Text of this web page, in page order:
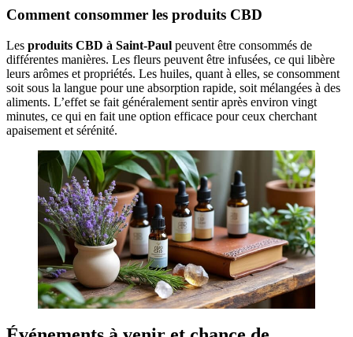
Comment consommer les produits CBD
Les produits CBD à Saint-Paul peuvent être consommés de
différentes manières. Les fleurs peuvent être infusées, ce qui libère
leurs arômes et propriétés. Les huiles, quant à elles, se consomment
soit sous la langue pour une absorption rapide, soit mélangées à des
aliments. L’effet se fait généralement sentir après environ vingt
minutes, ce qui en fait une option efficace pour ceux cherchant
apaisement et sérénité.